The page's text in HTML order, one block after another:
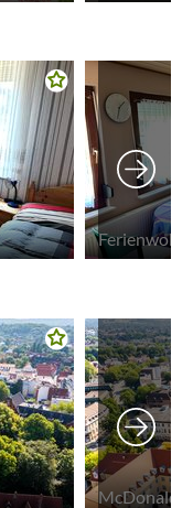
McDonald's